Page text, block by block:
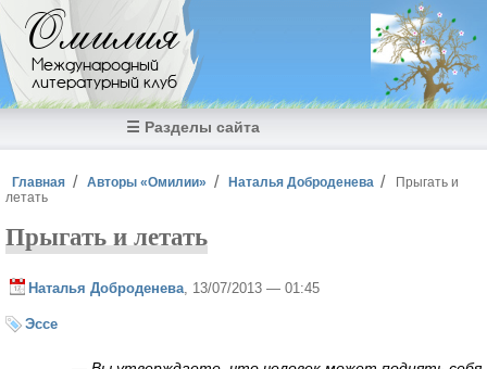
Перейти к основному содержанию
Омилия
Международный
литературный клуб
☰ Разделы сайта
Вы здесь
Главная Авторы «Омилии» Наталья Доброденева
Прыгать и
летать
Прыгать и летать
Наталья Доброденева , 13/07/2013 — 01:45
Эссе